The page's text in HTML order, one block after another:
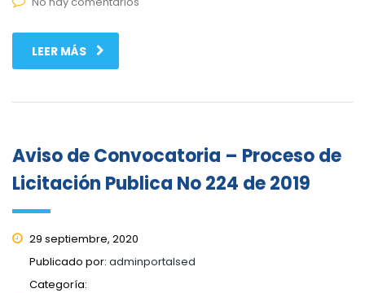
LEER MÁS
Aviso de Convocatoria – Proceso de
Licitación Publica No 224 de 2019
29 septiembre, 2020
Publicado por: adminportalsed
Categoría: